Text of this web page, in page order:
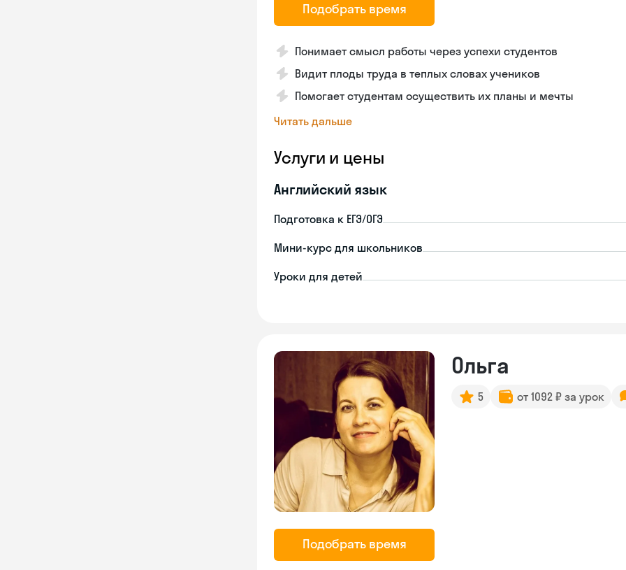
Подобрать время
Понимает смысл работы через успехи студентов
Видит плоды труда в теплых словах учеников
Помогает студентам осуществить их планы и мечты
Читать дальше
Услуги и цены
Английский язык
Подготовка к ЕГЭ/ОГЭ
Мини-курс для школьников
Уроки для детей
Подобрать время
Ольга
5 от 1092 ₽ за урок